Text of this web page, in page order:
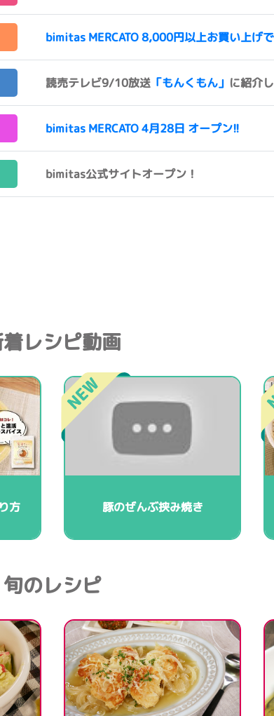
bimitas MERCATO 8,000円以上お買い上げ
読売テレビ9/10放送 「もんくもん」 に紹介
bimitas MERCATO 4月28日 オープン!!
bimitas公式サイトオープン！
レシピ動画
方 豚のぜんぶ挟み焼き
旬のレシピ